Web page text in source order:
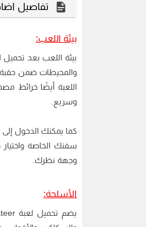
تفاصيل
بيئة اللعب:
والمحيطات ضمن حقبة
اللعبة أيضًا خرائط
وسريع.
كما يمكنك الدخول
سفنك الخاصة
وجهة نظرك.
الأسلحة: